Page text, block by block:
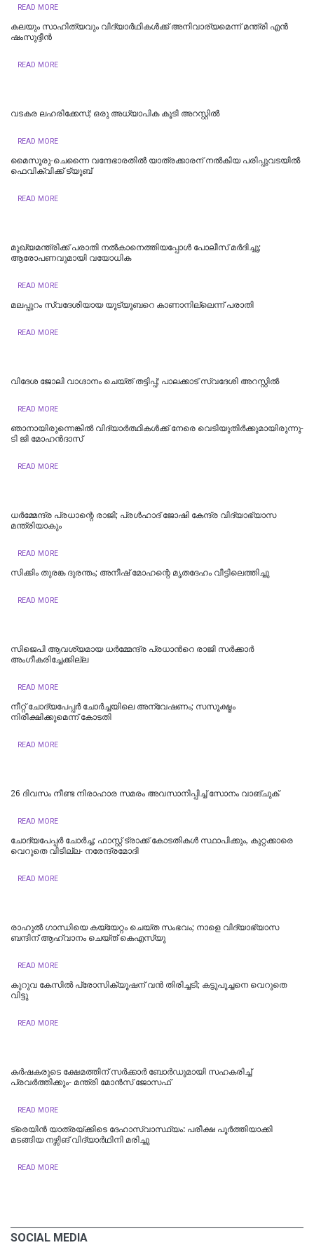
READ MORE
കലയും സാഹിത്യവും വിദ്യാർഥികൾക്ക് അനിവാര്യമെന്ന് മന്ത്രി എൻ
ഷംസുദ്ദീൻ
READ MORE
വടകര ലഹരിക്കേസ്; ഒരു അധ്യാപിക കൂടി അറസ്റ്റില്‍
READ MORE
മൈസൂരു-ചെന്നൈ വന്ദേഭാരതില്‍ യാത്രക്കാരന് നല്‍കിയ പരിപ്പുവടയില്‍
ഫെവിക്വിക്ക് ട്യൂബ്
READ MORE
മുഖ്യമന്ത്രിക്ക് പരാതി നൽകാനെത്തിയപ്പോൾ പോലീസ് മർദിച്ചു;
ആരോപണവുമായി വയോധിക
READ MORE
മലപ്പുറം സ്വദേശിയായ യൂട്യൂബറെ കാണാനില്ലെന്ന് പരാതി
READ MORE
വിദേശ ജോലി വാഗ്ദാനം ചെയ്ത് തട്ടിപ്പ്; പാലക്കാട് സ്വദേശി അറസ്റ്റിൽ
READ MORE
ഞാനായിരുന്നെങ്കില്‍ വിദ്യാര്‍ത്ഥികള്‍ക്ക് നേരെ വെടിയുതിര്‍ക്കുമായിരുന്നു-
ടി ജി മോഹൻദാസ്
READ MORE
ധര്‍മ്മേന്ദ്ര പ്രധാന്റെ രാജി; പ്രള്‍ഹാദ് ജോഷി കേന്ദ്ര വിദ്യാഭ്യാസ
മന്ത്രിയാകും
READ MORE
സിക്കിം തുരങ്ക ​​​ദുരന്തം; അനീഷ്‌ മോഹന്റെ മൃതദേഹം വീട്ടിലെത്തിച്ചു
READ MORE
സിജെപി ആവശ്യമായ ധർമ്മേന്ദ്ര പ്രധാന്‍റെ രാജി സർക്കാർ
അംഗീകരിച്ചേക്കില്ല
READ MORE
നീറ്റ് ചോദ്യപേപ്പര്‍ ചോര്‍ച്ചയിലെ അന്വേഷണം; സസൂക്ഷ്മം
നിരീക്ഷിക്കുമെന്ന് കോടതി
READ MORE
26 ദിവസം നീണ്ട നിരാഹാര സമരം അവസാനിപ്പിച്ച് സോനം വാങ്ചുക്
READ MORE
ചോദ്യപേപ്പർ ചോർച്ച; ഫാസ്റ്റ് ട്രാക്ക് കോടതികള്‍ സ്ഥാപിക്കും, കുറ്റക്കാരെ
വെറുതെ വിടില്ല- നരേന്ദ്രമോദി
READ MORE
രാഹുൽ ​ഗാന്ധിയെ കയ്യേറ്റം ചെയ്ത സംഭവം‌; നാളെ വിദ്യാഭ്യാസ
ബന്ദിന് ആഹ്വാനം ചെയ്ത് കെഎസ്‍യു
READ MORE
കുറുവ കേസിൽ പ്രോസിക്യൂഷന് വൻ തിരിച്ചടി; കട്ടുപൂച്ചനെ വെറുതെ
വിട്ടു
READ MORE
കർഷകരുടെ ക്ഷേമത്തിന് സർക്കാർ ബോർഡുമായി സഹകരിച്ച്
പ്രവർത്തിക്കും- മന്ത്രി മോൻസ് ജോസഫ്
READ MORE
ട്രെയിൻ യാത്രയ്ക്കിടെ ദേഹാസ്വാസ്ഥ്യം: പരീക്ഷ പൂർത്തിയാക്കി
മടങ്ങിയ നഴ്സിങ് വിദ്യാർഥിനി മരിച്ചു
READ MORE
SOCIAL MEDIA